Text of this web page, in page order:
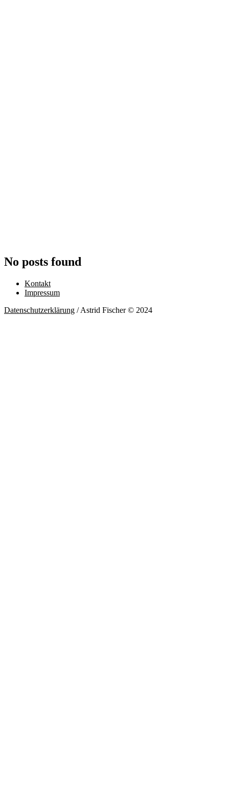
No posts found
Kontakt
Impressum
Datenschutzerklärung / Astrid Fischer © 2024